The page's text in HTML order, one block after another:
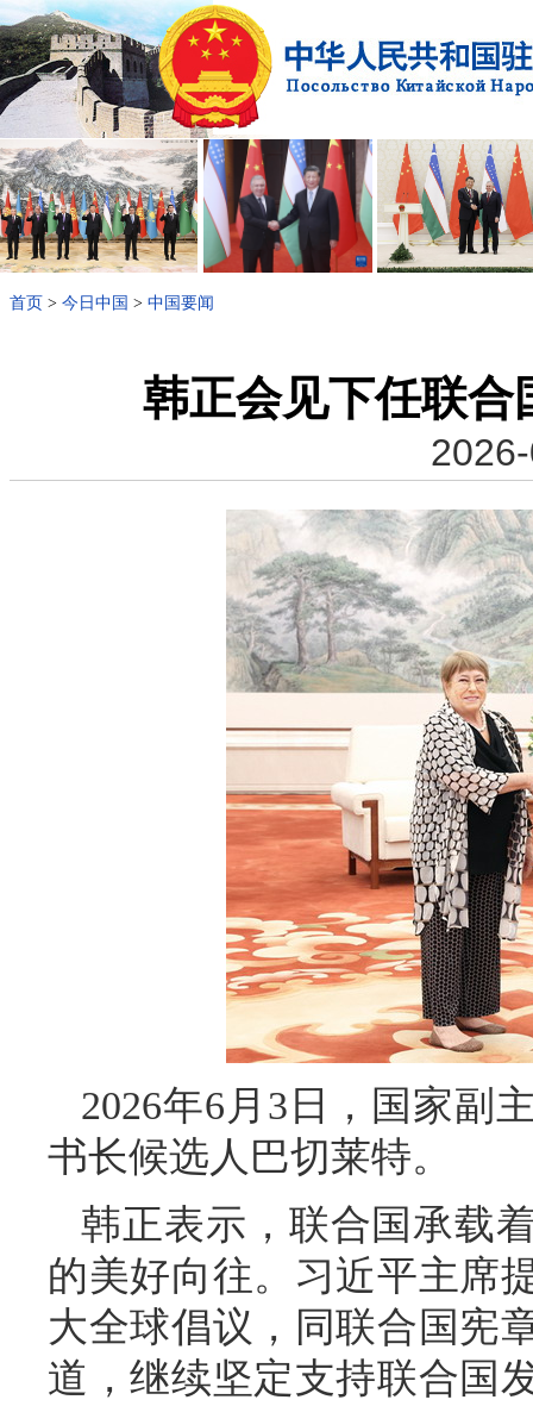
首页 > 今日中国 > 中国要闻
韩正会见下任联合
2026年6月3日，国家副
书长候选人巴切莱特。
韩正表示，联合国承载
的美好向往。习近平主席
大全球倡议，同联合国宪
道，继续坚定支持联合国